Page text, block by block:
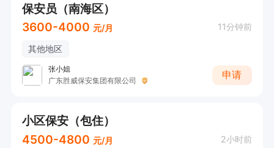
保安员（南海区）
3600-4000 元/月 11分钟前
其他地区
张小姐
广东胜威保安集团有限公司
申请
小区保安（包住）
4500-4800 元/月 2小时前